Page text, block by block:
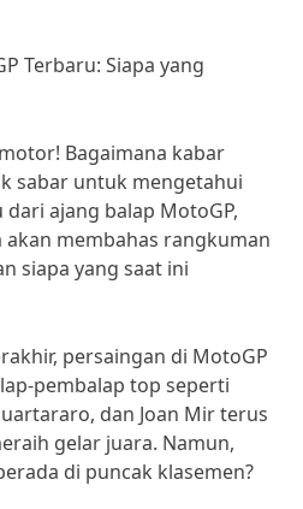
Terbaru: Siapa yang
Bagaimana kabar
sabar untuk mengetahui
ajang balap MotoGP,
akan membahas rangkuman
siapa yang saat ini
persaingan di MotoGP
pembalap top seperti
dan Joan Mir terus
gelar juara. Namun,
di puncak klasemen?